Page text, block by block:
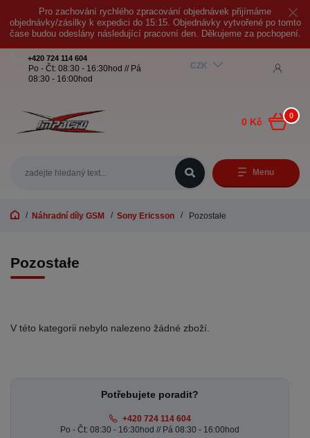
Pro zachování rychlého zpracování objednávek přijímáme
objednávky/zásilky k expedici do 15:15. Objednávky vytvořené po tomto
čase budou odeslány následující pracovní den. Děkujeme za pochopení.
Menu
CZK
+420 724 114 604
Po - Čt: 08:30 - 16:30hod // Pá
08:30 - 16:00hod
0
0 Kč
Náhradní díly GSM Sony Ericsson Pozostałe
Pozostałe
V této kategorii nebylo nalezeno žádné zboží.
Potřebujete poradit?
+420 724 114 604
Po - Čt: 08:30 - 16:30hod // Pá 08:30 - 16:00hod